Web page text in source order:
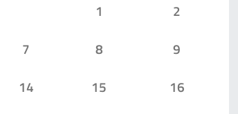
1
2
7 8
9
14 15
16